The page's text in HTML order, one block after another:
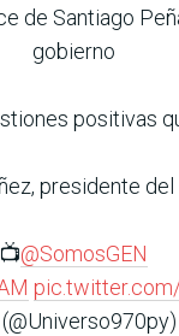
de Santiago
gobierno
positivas
presidente
📺@SomosGEN